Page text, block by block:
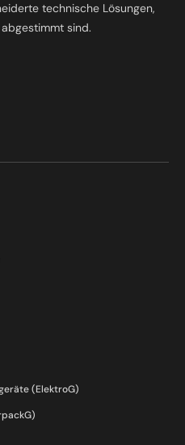
technische Lösungen,
sind.
(ElektroG)